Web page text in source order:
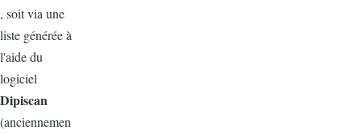
, soit via une
liste générée à
l'aide du
logiciel
Dipiscan
(anciennemen